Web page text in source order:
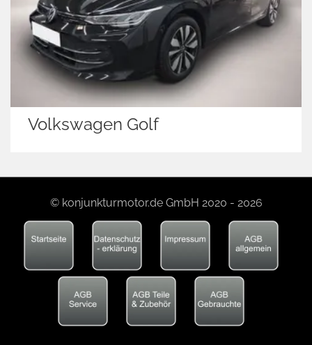
Volkswagen Golf
© konjunkturmotor.de GmbH 2020 - 2026